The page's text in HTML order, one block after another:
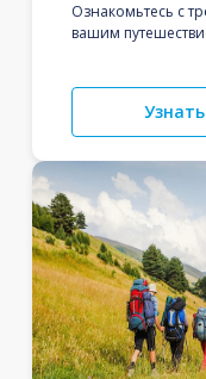
Ознакомьтесь с
вашим